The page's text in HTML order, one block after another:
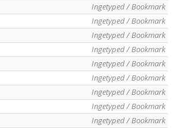
Ingetyped / Bookmark
Ingetyped / Bookmark
Ingetyped / Bookmark
Ingetyped / Bookmark
Ingetyped / Bookmark
Ingetyped / Bookmark
Ingetyped / Bookmark
Ingetyped / Bookmark
Ingetyped / Bookmark